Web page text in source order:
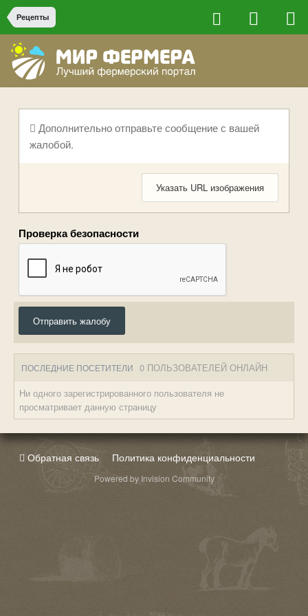
Рецепты
Дополнительно отправьте сообщение с вашей
жалобой.
Указать URL изображения
Проверка безопасности
Отправить жалобу
ПОСЛЕДНИЕ ПОСЕТИТЕЛИ 0 ПОЛЬЗОВАТЕЛЕЙ ОНЛАЙН
Ни одного зарегистрированного пользователя не
просматривает данную страницу
Обратная связь Политика конфиденциальности
Powered by Invision Community